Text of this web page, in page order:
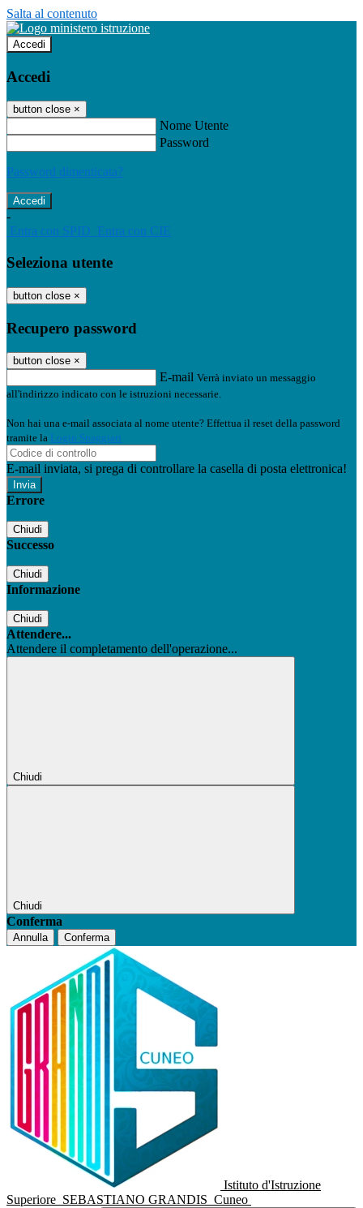
Salta al contenuto
Accedi
Accedi
button close ×
Nome Utente
Password
Password dimenticata?
-
Entra con SPID Entra con CIE
Seleziona utente
button close ×
Recupero password
button close ×
E-mail Verrà inviato un messaggio
all'indirizzo indicato con le istruzioni necessarie.
Non hai una e-mail associata al nome utente? Effettua il reset della password
tramite la Login Spaggiari
E-mail inviata, si prega di controllare la casella di posta elettronica!
Errore
Chiudi
Successo
Chiudi
Informazione
Chiudi
Attendere...
Attendere il completamento dell'operazione...
Chiudi
Chiudi
Conferma
Annulla Conferma
Istituto d'Istruzione
Superiore SEBASTIANO GRANDIS Cuneo